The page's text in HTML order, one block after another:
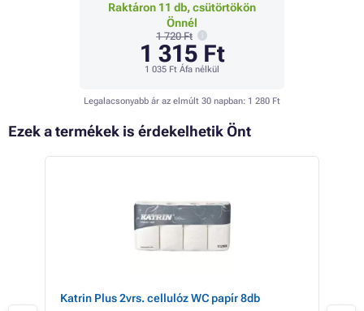
Raktáron 11 db, csütörtökön
Önnél
1 720 Ft
1 315 Ft
1 035 Ft Áfa nélkül
Legalacsonyabb ár az elmúlt 30 napban: 1 280 Ft
Ezek a termékek is érdekelhetik Önt
Katrin Plus 2vrs. cellulóz WC papír 8db